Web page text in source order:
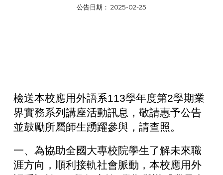
公告日期： 2025-02-25
檢送本校應用外語系113學年度第2學期業
界實務系列講座活動訊息，敬請惠予公告
並鼓勵所屬師生踴躍參與，請查照。
一、為協助全國大專校院學生了解未來職
涯方向，順利接軌社會脈動，本校應用外